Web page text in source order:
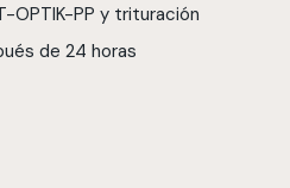
OPTIK-PP y trituración
de 24 horas